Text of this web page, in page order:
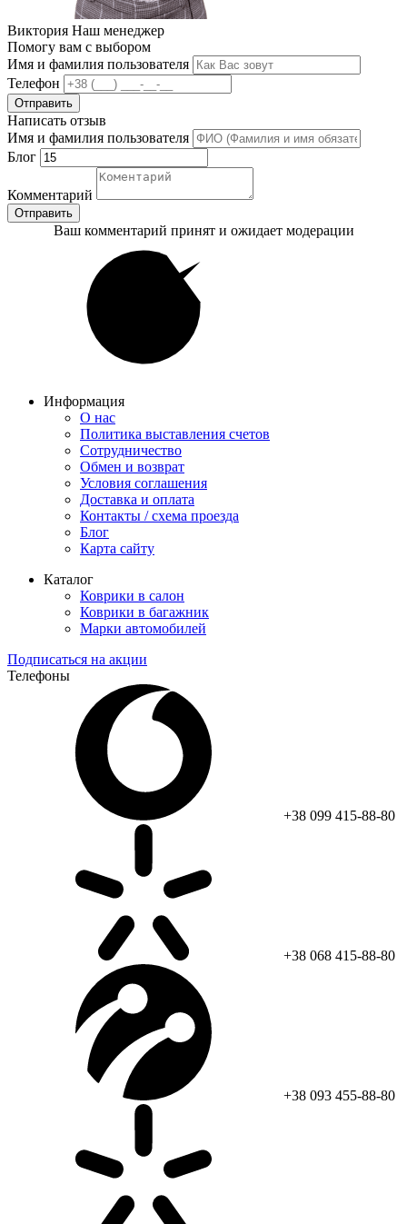
Виктория Наш менеджер
Помогу вам с выбором
Имя и фамилия пользователя
Телефон
Отправить
Написать отзыв
Имя и фамилия пользователя
Блог
Комментарий
Отправить
Ваш комментарий принят и ожидает модерации
Информация
О нас
Политика выставления счетов
Сотрудничество
Обмен и возврат
Условия соглашения
Доставка и оплата
Контакты / схема проезда
Блог
Карта сайту
Каталог
Коврики в салон
Коврики в багажник
Марки автомобилей
Подписаться на акции
Телефоны
+38 099 415-88-80
+38 068 415-88-80
+38 093 455-88-80